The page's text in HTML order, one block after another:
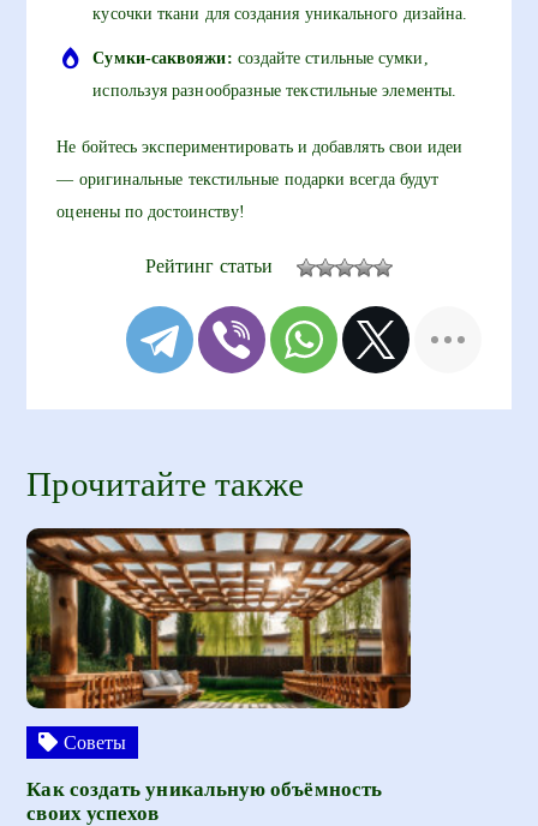
кусочки ткани для создания уникального дизайна.
Сумки-саквояжи: создайте стильные сумки,
используя разнообразные текстильные элементы.
Не бойтесь экспериментировать и добавлять свои идеи
— оригинальные текстильные подарки всегда будут
оценены по достоинству!
Рейтинг статьи
Прочитайте также
Советы
Как создать уникальную объёмность
своих успехов